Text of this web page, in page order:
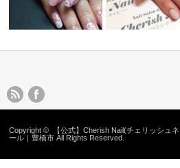
ネイルデザイン8
Copyright ©
【公式】Cherish Nail(チェリッシュ
ール｜豊橋市 All Rights Reserved.